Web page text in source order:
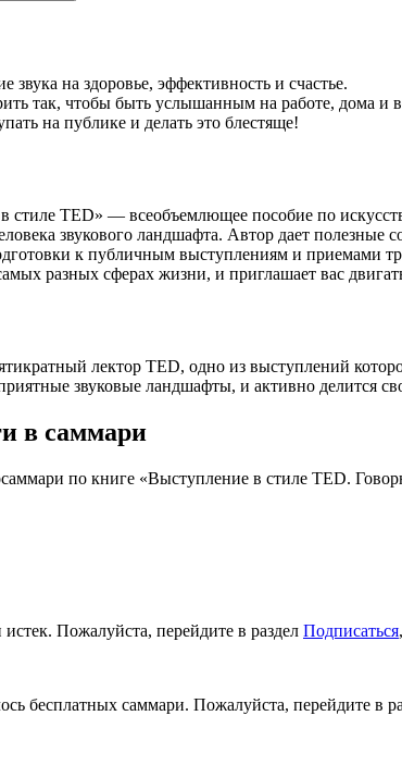
звука на здоровье, эффективность и счастье.
так, чтобы быть услышанным на работе, дома и
на публике и делать это блестяще!
стиле TED» — всеобъемлющее пособие по
звукового ландшафта. Автор дает
к публичным выступлениям и приемами
разных сферах жизни, и приглашает вас
лектор TED, одно из выступлений
звуковые ландшафты, и активно
в саммари
по книге «Выступление в стиле TED.
Пожалуйста, перейдите в раздел Подписаться
бесплатных саммари. Пожалуйста, перейдите в